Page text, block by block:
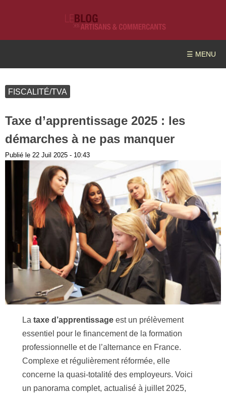
☰ MENU
FISCALITÉ/TVA
Taxe d’apprentissage 2025 : les
démarches à ne pas manquer
Publié le 22 Juil 2025 - 10:43
Lataxe d’apprentissage est un prélèvement
essentiel pour le financement de la formation
professionnelle et de l’alternance en France.
Complexe et régulièrement réformée, elle
concerne la quasi-totalité des employeurs. Voici
un panorama complet, actualisé à juillet 2025,